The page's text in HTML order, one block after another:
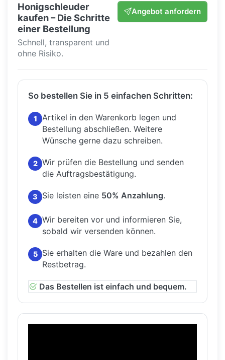
Honigschleuder
kaufen – Die Schritte
einer Bestellung
Schnell, transparent und
ohne Risiko.
Angebot anfordern
So bestellen Sie in 5 einfachen Schritten:
1
Artikel in den Warenkorb legen und
Bestellung abschließen. Weitere
Wünsche gerne dazu schreiben.
2 Wir prüfen die Bestellung und senden
die Auftragsbestätigung.
3 Sie leisten eine 50% Anzahlung.
4 Wir bereiten vor und informieren Sie,
sobald wir versenden können.
5
Sie erhalten die Ware und bezahlen den
Restbetrag.
Das Bestellen ist einfach und bequem.